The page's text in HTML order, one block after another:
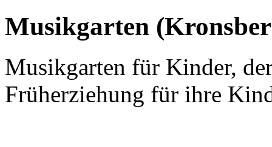
Musikgarten
Musikgarten für Kinder,
Früherziehung für ihre